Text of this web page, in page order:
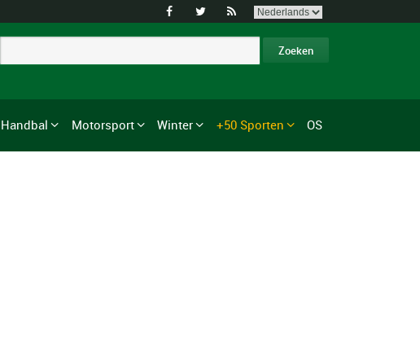
  
Handbal Motorsport Winter +50 Sporten OS